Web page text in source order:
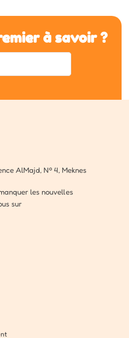
à savoir ?
AlMajd, Nº 4, Meknes
les nouvelles
sur